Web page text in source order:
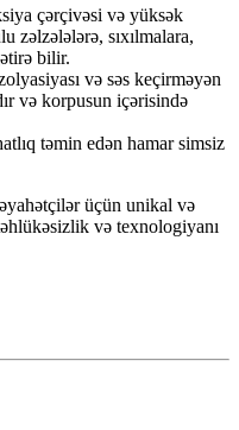
çərçivəsi və yüksək
zəlzələlərə, sıxılmalara,
bilir.
və səs keçirməyən
və korpusun içərisində
təmin edən hamar simsiz
üçün unikal və
və texnologiyanı